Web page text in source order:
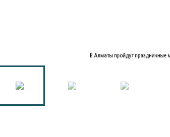
В Алматы пройдут праздничные